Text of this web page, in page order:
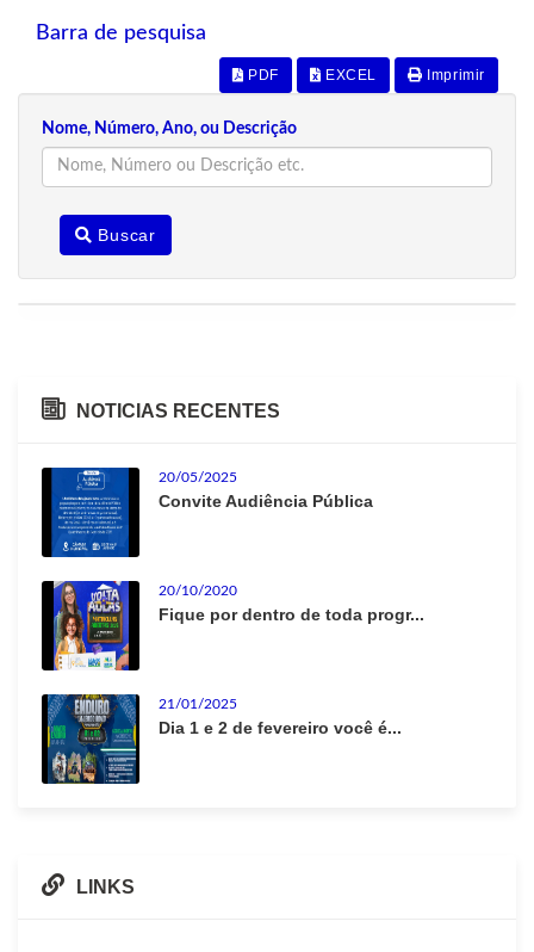
Barra de pesquisa
PDF EXCEL Imprimir
Nome, Número, Ano, ou Descrição
Buscar
NOTICIAS RECENTES
20/05/2025
Convite Audiência Pública
20/10/2020
Fique por dentro de toda progr...
21/01/2025
Dia 1 e 2 de fevereiro você é...
LINKS